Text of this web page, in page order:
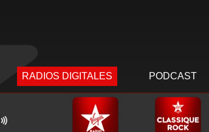
RADIOS DIGITALES PODCAST